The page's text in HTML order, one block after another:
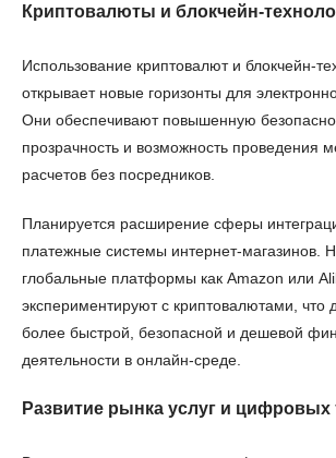
Криптовалюты и блокчейн-
Использование криптовалют и блокчейн-
открывает новые горизонты для
Они обеспечивают повышенную
прозрачность и возможность проведения
расчетов без посредников.
Планируется расширение сферы
платежные системы интернет-магазинов.
глобальные платформы как Amazon или
экспериментируют с криптовалютами, что
более быстрой, безопасной и дешевой
деятельности в онлайн-среде.
Развитие рынка услуг и цифровых